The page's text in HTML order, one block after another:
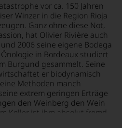
vor ca. 150 Jahren
Winzer in die Region Rioja
Ganz ohne diese Not,
hat Olivier Rivière auch
2006 seine eigene Bodega
in Bordeaux studiert
Burgund gesammelt. Seine
er biodynamisch
Methoden manch
extrem geringen Erträge
den Weinberg den Wein
Keller ist ihm absolut fremd.
ihrer hohen Qualität und vor